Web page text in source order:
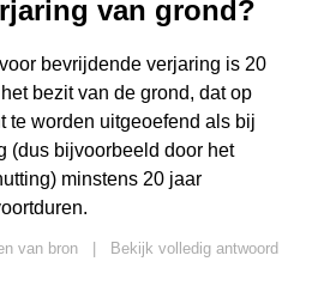
van grond?
bevrijdende verjaring is 20
bezit van de grond, dat op
te worden uitgeoefend als bij
(dus bijvoorbeeld door het
minstens 20 jaar
van bron
Bekijk volledig antwoord